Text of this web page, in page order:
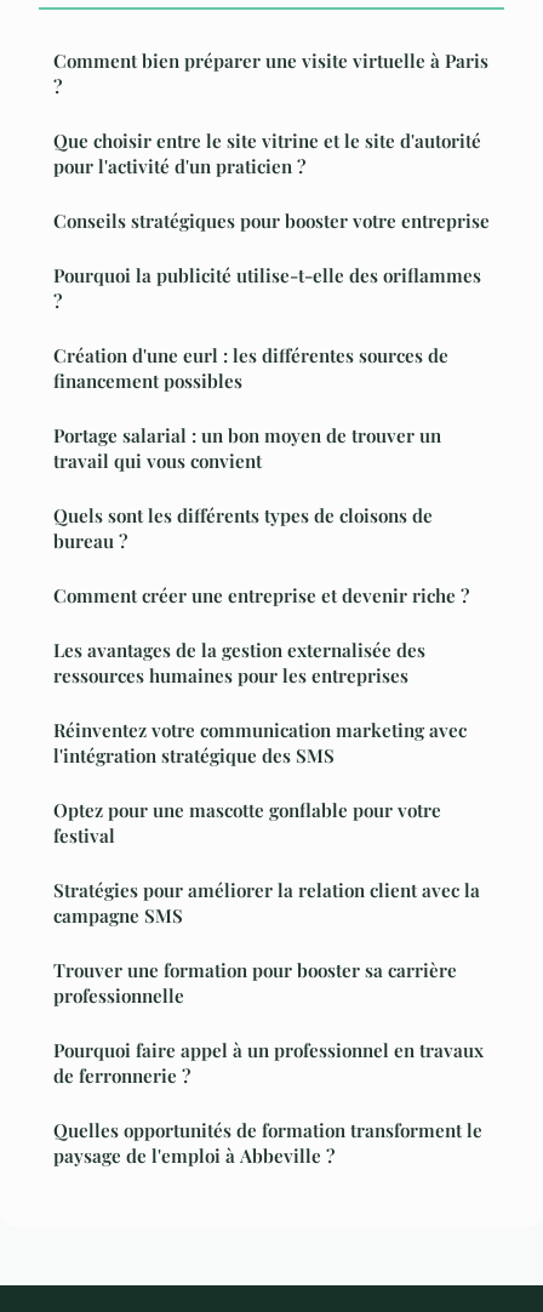
Comment bien préparer une visite virtuelle à Paris
?
Que choisir entre le site vitrine et le site d'autorité
pour l'activité d'un praticien ?
Conseils stratégiques pour booster votre entreprise
Pourquoi la publicité utilise-t-elle des oriflammes
?
Création d'une eurl : les différentes sources de
financement possibles
Portage salarial : un bon moyen de trouver un
travail qui vous convient
Quels sont les différents types de cloisons de
bureau ?
Comment créer une entreprise et devenir riche ?
Les avantages de la gestion externalisée des
ressources humaines pour les entreprises
Réinventez votre communication marketing avec
l'intégration stratégique des SMS
Optez pour une mascotte gonflable pour votre
festival
Stratégies pour améliorer la relation client avec la
campagne SMS
Trouver une formation pour booster sa carrière
professionnelle
Pourquoi faire appel à un professionnel en travaux
de ferronnerie ?
Quelles opportunités de formation transforment le
paysage de l'emploi à Abbeville ?